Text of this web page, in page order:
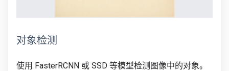
对象检测
使用 FasterRCNN 或 SSD 等模型检测图像中的对象。